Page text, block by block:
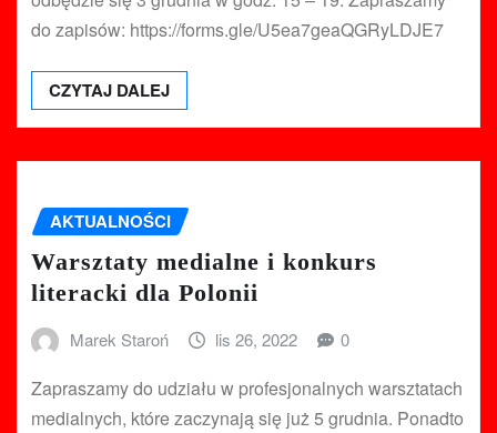
do zapisów: https://forms.gle/U5ea7geaQGRyLDJE7
CZYTAJ DALEJ
AKTUALNOŚCI
Warsztaty medialne i konkurs
literacki dla Polonii
Marek Staroń lis 26, 2022 0
Zapraszamy do udziału w profesjonalnych warsztatach
medialnych, które zaczynają się już 5 grudnia. Ponadto